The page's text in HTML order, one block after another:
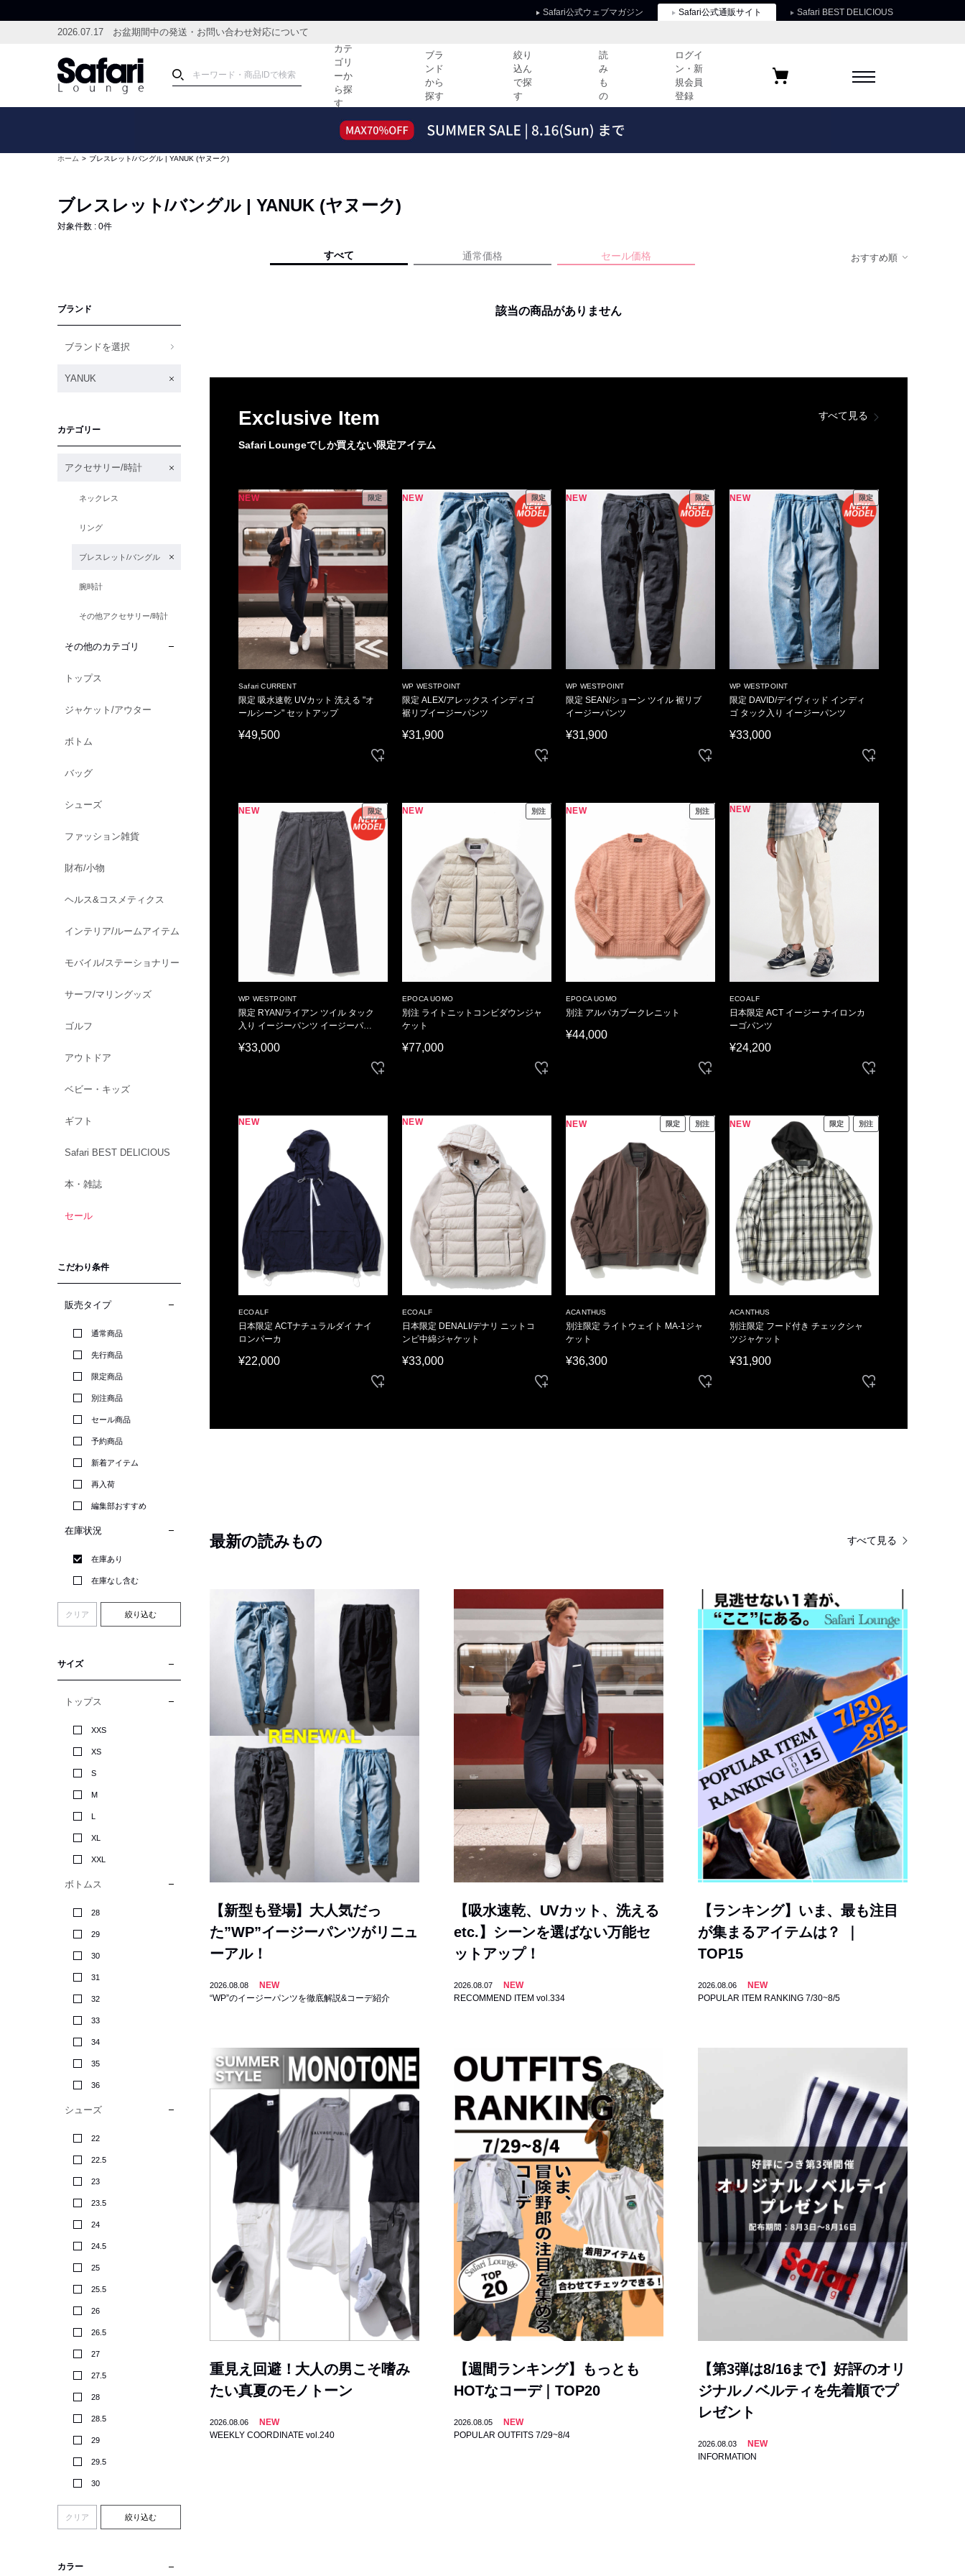
Safari公式ウェブマガジン Safari公式通販サイト Safari BEST DELICIOUS
2026.07.17 お盆期間中の発送・お問い合わせ対応について
カテ
ゴリ
ーか
ら探
す
ブラ
ンド
から
探す
絞り
込ん
で探
す
読
み
も
の
ログイ
ン・新
規会員
登録
ブランドから探す
新着アイテム
編集部のおすすめアイテム
コーディネート
すべての記事
人気記事ランキング
フォーカスブランド
プライバシーポリシー
お気に入りブランド
ホーム ブレスレット/バングル | YANUK (ヤヌーク)
ブレスレット/バングル | YANUK (ヤヌーク)
対象件数 : 0件
すべて 通常価格 セール価格 おすすめ順
ブランド
ブランドを選択
YANUK
カテゴリー
アクセサリー/時計
ネックレス
リング
ブレスレット/バングル
腕時計
その他アクセサリー/時計
その他のカテゴリ
トップス
ジャケット/アウター
ボトム
バッグ
シューズ
ファッション雑貨
財布/小物
ヘルス&コスメティクス
インテリア/ルームアイテム
モバイル/ステーショナリー
サーフ/マリングッズ
ゴルフ
アウトドア
ベビー・キッズ
ギフト
Safari BEST DELICIOUS
本・雑誌
セール
こだわり条件
販売タイプ
通常商品
先行商品
限定商品
別注商品
セール商品
予約商品
新着アイテム
再入荷
編集部おすすめ
在庫状況
在庫あり
在庫なし含む
クリア 絞り込む
サイズ
トップス
XXS
XS
S
M
L
XL
XXL
ボトムス
28
29
30
31
32
33
34
35
36
シューズ
22
22.5
23
23.5
24
24.5
25
25.5
26
26.5
27
27.5
28
28.5
29
29.5
30
クリア 絞り込む
カラー
該当の商品がありません
Exclusive Item
Safari Loungeでしか買えない限定アイテム
すべて見る
NEW 限定
Safari CURRENT
限定 吸水速乾 UVカット 洗える "オ
ールシーン" セットアップ
¥49,500
NEW 限定
WP WESTPOINT
限定 ALEX/アレックス インディゴ
裾リブイージーパンツ
¥31,900
NEW 限定
WP WESTPOINT
限定 SEAN/ショーン ツイル 裾リブ
イージーパンツ
¥31,900
NEW 限定
WP WESTPOINT
限定 DAVID/デイヴィッド インディ
ゴ タック入り イージーパンツ
¥33,000
NEW 限定
WP WESTPOINT
限定 RYAN/ライアン ツイル タック
入り イージーパンツ イージーパン
¥33,000
NEW 別注
EPOCA UOMO
別注 ライトニットコンビダウンジャ
ケット
¥77,000
NEW 別注
EPOCA UOMO
別注 アルパカブークレニット
¥44,000
NEW
ECOALF
日本限定 ACT イージー ナイロンカ
ーゴパンツ
¥24,200
NEW
ECOALF
日本限定 ACTナチュラルダイ ナイ
ロンパーカ
¥22,000
NEW
ECOALF
日本限定 DENALI/デナリ ニットコ
ンビ中綿ジャケット
¥33,000
NEW 限定 別注
ACANTHUS
別注限定 ライトウェイト MA-1ジャ
ケット
¥36,300
NEW 限定 別注
ACANTHUS
別注限定 フード付き チェックシャ
ツジャケット
¥31,900
最新の読みもの すべて見る
【新型も登場】大人気だっ
た”WP”イージーパンツがリニュ
ーアル！
2026.08.08
NEW
“WP”のイージーパンツを徹底解説&コーデ紹介
【吸水速乾、UVカット、洗える
etc.】シーンを選ばない万能セ
ットアップ！
2026.08.07
NEW
RECOMMEND ITEM vol.334
【ランキング】いま、最も注目
が集まるアイテムは？ ｜
TOP15
2026.08.06
NEW
POPULAR ITEM RANKING 7/30~8/5
重見え回避！大人の男こそ嗜み
たい真夏のモノトーン
2026.08.06
NEW
WEEKLY COORDINATE vol.240
【週間ランキング】もっとも
HOTなコーデ｜TOP20
2026.08.05
NEW
POPULAR OUTFITS 7/29~8/4
【第3弾は8/16まで】好評のオリ
ジナルノベルティを先着順でプ
レゼント
2026.08.03
NEW
INFORMATION